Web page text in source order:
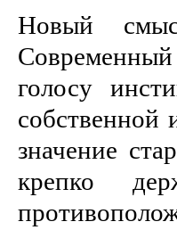
Новый
голосу
собственной
значение
крепко